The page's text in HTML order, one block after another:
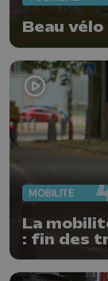
Beau vélo
MOBILITÉ
La
: fin des
cyclo-